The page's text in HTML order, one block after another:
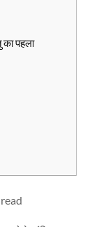
पहला